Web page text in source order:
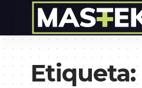
Etiqueta: